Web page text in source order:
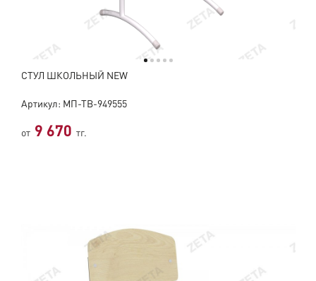
СТУЛ ШКОЛЬНЫЙ NEW
Артикул: МП-ТВ-949555
от 9 670 тг.